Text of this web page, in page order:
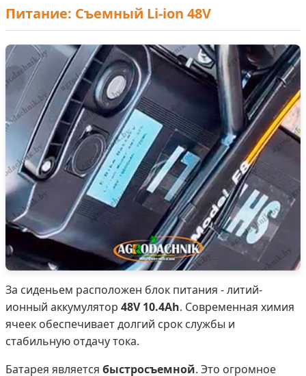
Питание: Съемный Li-ion 48V
За сиденьем расположен блок питания - литий-
ионный аккумулятор 48V 10.4Ah. Современная химия
ячеек обеспечивает долгий срок службы и
стабильную отдачу тока.
Батарея является быстросъемной. Это огромное